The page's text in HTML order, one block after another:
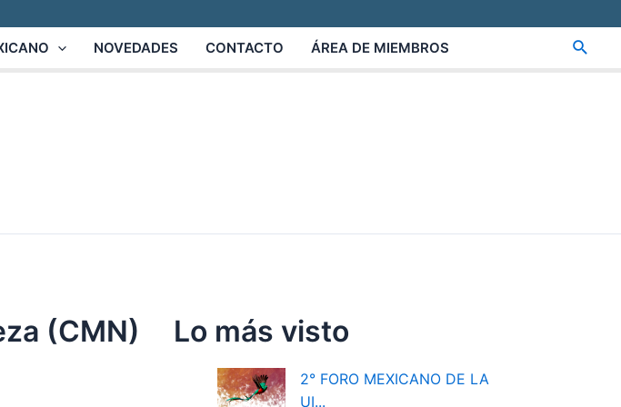
NOVEDADES CONTACTO ÁREA DE MIEMBROS
(CMN)
Lo más visto
2° FORO MEXICANO DE LA
UI...